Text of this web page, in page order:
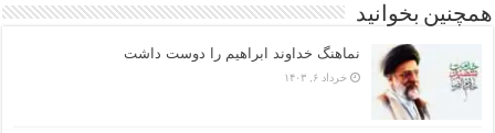
همچنین بخوانید
نماهنگ خداوند ابراهیم را دوست داشت
خرداد ۶, ۱۴۰۳